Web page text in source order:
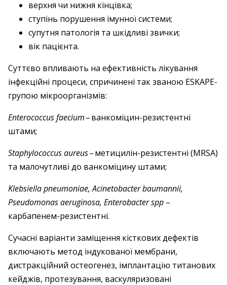
верхня чи нижня кінцівка;
ступінь порушення імунної системи;
супутня патологія та шкідливі звички;
вік пацієнта.
Суттєво впливають на ефективність лікування
інфекційні процеси, спричинені так званою ESKAPE-
групою мікроорганізмів:
Enterococсus faecium– ​ванкоміцин-резистентні
штами;
Staphylococcus aureus– ​метицилін-резистентні (MRSA)
та малочутливі до ванкоміцину штами;
Klebsiella pneumoniaе, Acinetobacter baumannii,
Pseudomonas aeruginosa, Enterobacter spp –
карбапенем-­резистентні.
Сучасні варіанти заміщення кісткових дефектів
включають метод індукованої мембрани,
дистракційний остео­генез, імплантацію титанових
кейджів, протезування, васкуляризовані